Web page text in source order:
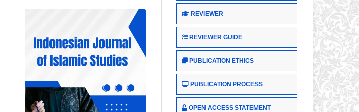
REVIEWER
REVIEWER GUIDE
PUBLICATION ETHICS
PUBLICATION PROCESS
OPEN ACCESS STATEMENT